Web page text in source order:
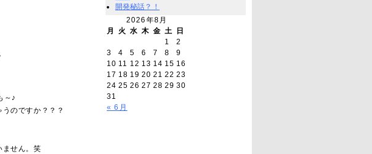
～♪
のですか？？？
ません。笑
開発秘話？！
2026年8月
月
火 水 木 金 土 日
« 6月
1
2
3
4 5 6 7 8
9
10 11 12 13 14 15 16
17 18 19 20 21 22 23
24 25 26 27 28 29 30
31